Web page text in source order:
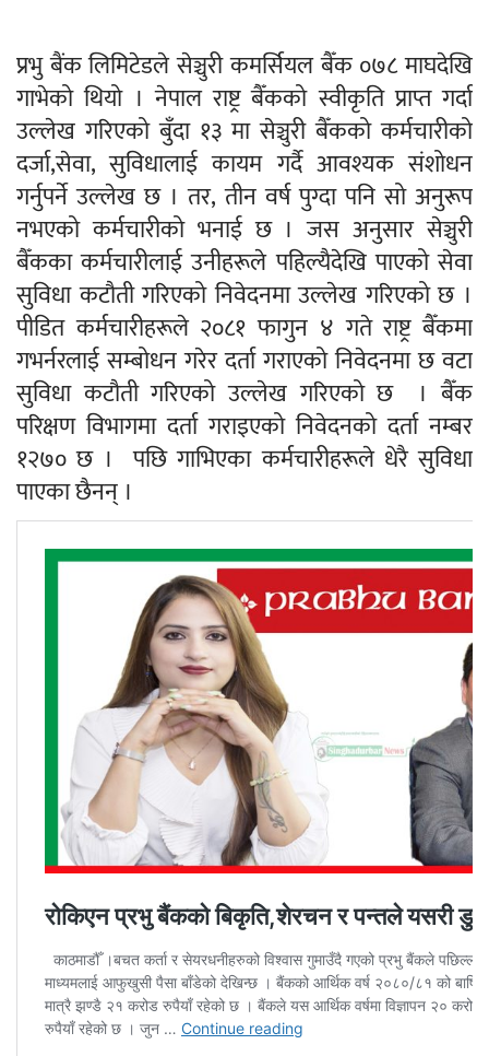
प्रभु बैंक लिमिटेडले सेञ्चुरी कमर्सियल बैँक ०७८ माघदेखि
गाभेको थियो । नेपाल राष्ट्र बैँकको स्वीकृति प्राप्त गर्दा
उल्लेख गरिएको बुँदा १३ मा सेञ्चुरी बैँकको कर्मचारीको
दर्जा,सेवा, सुविधालाई कायम गर्दै आवश्यक संशोधन
गर्नुपर्ने उल्लेख छ । तर, तीन वर्ष पुग्दा पनि सो अनुरूप
नभएको कर्मचारीको भनाई छ । जस अनुसार सेञ्चुरी
बैँकका कर्मचारीलाई उनीहरूले पहिल्यैदेखि पाएको सेवा
सुविधा कटौती गरिएको निवेदनमा उल्लेख गरिएको छ ।
पीडित कर्मचारीहरूले २०८१ फागुन ४ गते राष्ट्र बैँकमा
गभर्नरलाई सम्बोधन गरेर दर्ता गराएको निवेदनमा छ वटा
सुविधा कटौती गरिएको उल्लेख गरिएको छ । बैँक
परिक्षण विभागमा दर्ता गराइएको निवेदनको दर्ता नम्बर
१२७० छ । पछि गाभिएका कर्मचारीहरूले धेरै सुविधा
पाएका छैनन् ।